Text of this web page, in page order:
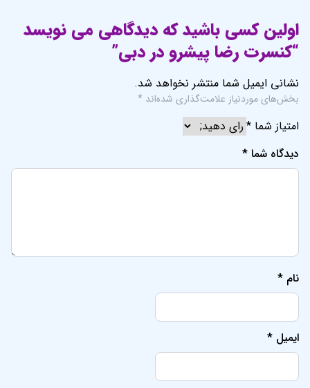
اولین کسی باشید که دیدگاهی می نویسد
“کنسرت رضا پیشرو در دبی”
نشانی ایمیل شما منتشر نخواهد شد.
بخش‌های موردنیاز علامت‌گذاری شده‌اند *
امتیاز شما *
دیدگاه شما *
نام *
ایمیل *